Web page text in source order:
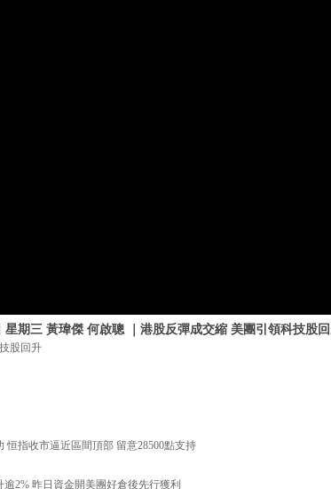
星期三 黃瑋傑 何啟聰 ｜港股反彈成交縮 美團引領科技股
股回升
恒指收市逼近區間頂部 留意28500點支持
2% 昨日資金開美團好倉後先行獲利